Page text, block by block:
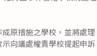
原措施之學校，並將處理
向議處權責學校提起申訴